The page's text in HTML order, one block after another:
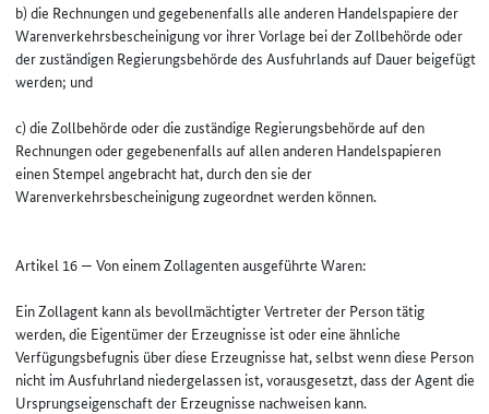
b) die Rechnungen und gegebenenfalls alle anderen Handelspapiere der
Warenverkehrsbescheinigung vor ihrer Vorlage bei der Zollbehörde oder
der zuständigen Regierungsbehörde des Ausfuhrlands auf Dauer beigefügt
werden; und
c) die Zollbehörde oder die zuständige Regierungsbehörde auf den
Rechnungen oder gegebenenfalls auf allen anderen Handelspapieren
einen Stempel angebracht hat, durch den sie der
Warenverkehrsbescheinigung zugeordnet werden können.
Artikel 16 — Von einem Zollagenten ausgeführte Waren:
Ein Zollagent kann als bevollmächtigter Vertreter der Person tätig
werden, die Eigentümer der Erzeugnisse ist oder eine ähnliche
Verfügungsbefugnis über diese Erzeugnisse hat, selbst wenn diese Person
nicht im Ausfuhrland niedergelassen ist, vorausgesetzt, dass der Agent die
Ursprungseigenschaft der Erzeugnisse nachweisen kann.